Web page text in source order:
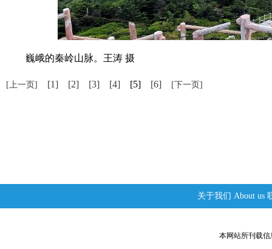
巍峨的秦岭山脉。王涛 摄
[上一页] [1] [2] [3] [4] [5] [6] [下一页]
关于我们 About us
本网站所刊载